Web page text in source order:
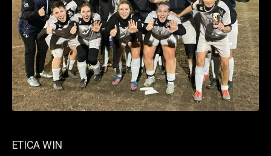
ETICA WIN